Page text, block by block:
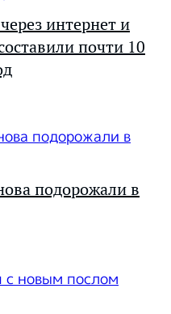
интернет и
почти 10
подорожали в